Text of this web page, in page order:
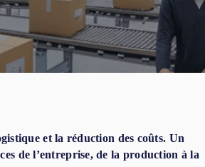
et la réduction des coûts. Un
de l’entreprise, de la production à la